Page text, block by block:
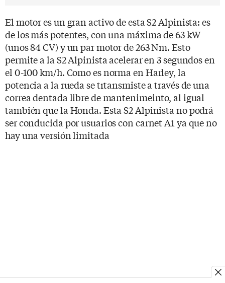
El motor es un gran activo de esta S2 Alpinista: es
de los más potentes, con una máxima de 63 kW
(unos 84 CV) y un par motor de 263 Nm. Esto
permite a la S2 Alpinista acelerar en 3 segundos en
el 0-100 km/h. Como es norma en Harley, la
potencia a la rueda se trtansmiste a través de una
correa dentada libre de mantenimeinto, al igual
también que la Honda. Esta S2 Alpinista no podrá
ser conducida por usuarios con carnet A1 ya que no
hay una versión limitada